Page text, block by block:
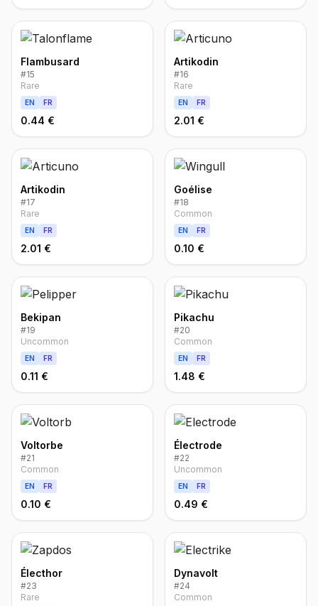
Flambusard
#15
Rare
EN FR
0.44 €
Artikodin
#16
Rare
EN FR
2.01 €
Artikodin
#17
Rare
EN FR
2.01 €
Goélise
#18
Common
EN FR
0.10 €
Bekipan
#19
Uncommon
EN FR
0.11 €
Pikachu
#20
Common
EN FR
1.48 €
Voltorbe
#21
Common
EN FR
0.10 €
Électrode
#22
Uncommon
EN FR
0.49 €
Électhor
#23
Rare
Dynavolt
#24
Common